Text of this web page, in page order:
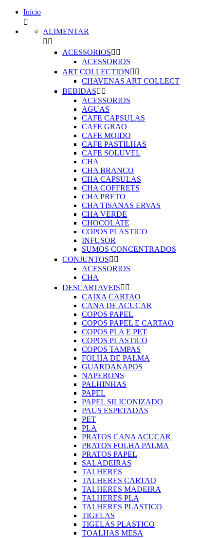
Início

ALIMENTAR
 
ACESSORIOS 
ACESSORIOS
ART COLLECTION 
CHAVENAS ART COLLECT
BEBIDAS 
ACESSORIOS
AGUAS
CAFE CAPSULAS
CAFE GRAO
CAFE MOIDO
CAFE PASTILHAS
CAFE SOLUVEL
CHA
CHA BRANCO
CHA CAPSULAS
CHA COFFRETS
CHA PRETO
CHA TISANAS ERVAS
CHA VERDE
CHOCOLATE
COPOS PLASTICO
INFUSOR
SUMOS CONCENTRADOS
CONJUNTOS 
ACESSORIOS
CHA
DESCARTAVEIS 
CAIXA CARTAO
CANA DE ACUCAR
COPOS PAPEL
COPOS PAPEL E CARTAO
COPOS PLA E PET
COPOS PLASTICO
COPOS TAMPAS
FOLHA DE PALMA
GUARDANAPOS
NAPERONS
PALHINHAS
PAPEL
PAPEL SILICONIZADO
PAUS ESPETADAS
PET
PLA
PRATOS CANA ACUCAR
PRATOS FOLHA PALMA
PRATOS PAPEL
SALADEIRAS
TALHERES
TALHERES CARTAO
TALHERES MADEIRA
TALHERES PLA
TALHERES PLASTICO
TIGELAS
TIGELAS PLASTICO
TOALHAS MESA